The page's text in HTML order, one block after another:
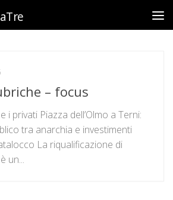
– focus
i privati Piazza dell’Olmo a Terni:
tra anarchia e investimenti
La riqualificazione di
un...